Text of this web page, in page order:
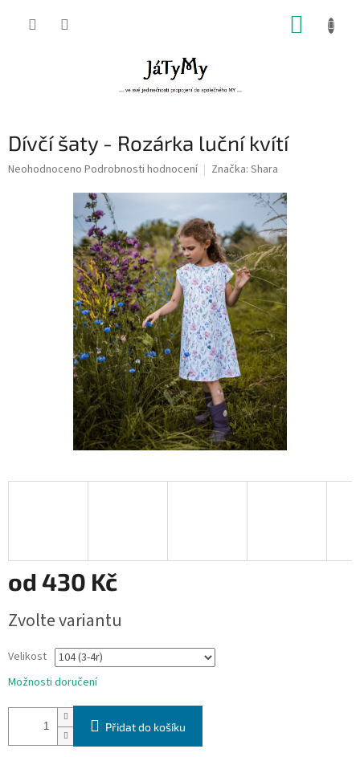
Dívčí šaty - Rozárka luční kvítí
Průměrné
Neohodnoceno Podrobnosti hodnocení Značka: Shara
od 430 Kč
cena:
Zvolte variantu
Velikost
Možnosti doručení
Přidat do košíku